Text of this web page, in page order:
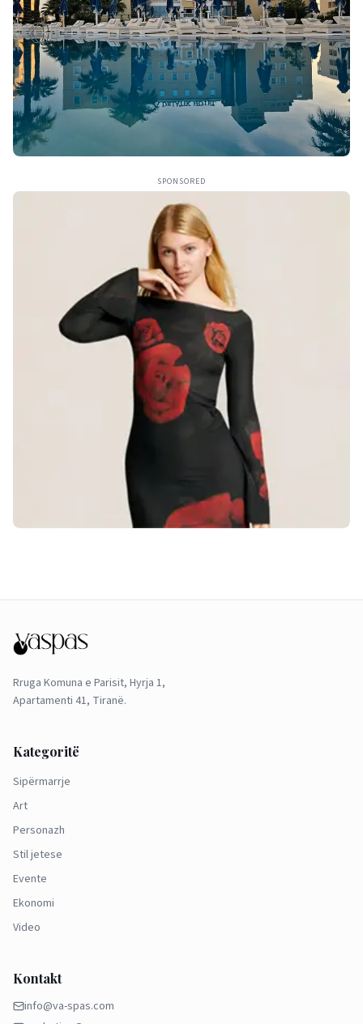
SPONSORED
Rruga Komuna e Parisit, Hyrja 1,
Apartamenti 41, Tiranë.
Kategoritë
Sipërmarrje
Art
Personazh
Stil jetese
Evente
Ekonomi
Video
Kontakt
info@va-spas.com